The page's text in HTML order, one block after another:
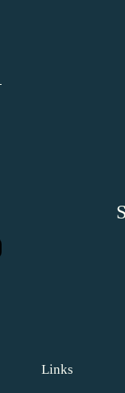
Links